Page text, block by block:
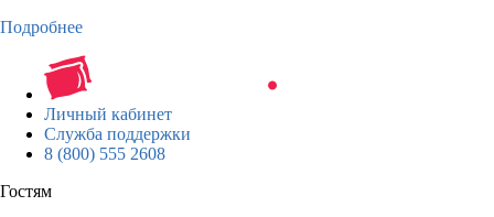
Подробнее
Личный кабинет
Служба поддержки
8 (800) 555 2608
Гостям